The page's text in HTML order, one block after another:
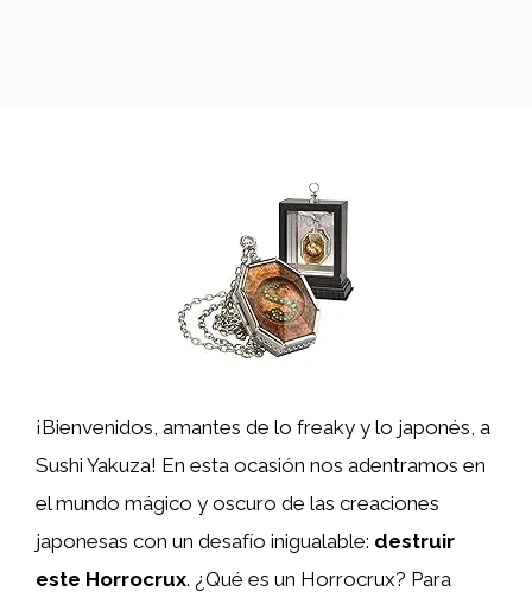
¡Bienvenidos, amantes de lo freaky y lo japonés, a
Sushi Yakuza! En esta ocasión nos adentramos en
el mundo mágico y oscuro de las creaciones
japonesas con un desafío inigualable: destruir
este Horrocrux. ¿Qué es un Horrocrux? Para